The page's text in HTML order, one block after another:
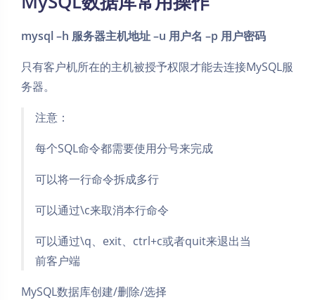
mysql –h 服务器主机地址 –u 用户名 –p 用户密码
只有客户机所在的主机被授予权限才能去连接MySQL服
务器。
注意：
每个SQL命令都需要使用分号来完成
可以将一行命令拆成多行
可以通过\c来取消本行命令
可以通过\q、exit、ctrl+c或者quit来退出当
前客户端
MySQL数据库创建/删除/选择